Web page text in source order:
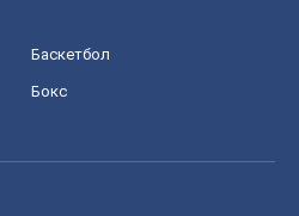
Баскетбол
Бокс